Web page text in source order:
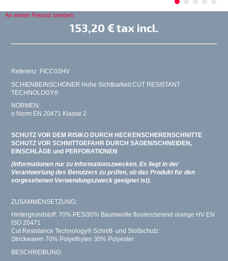
An einen Freund senden
153,20 €tax incl.
Referenz :FICC03HV
SCHIENBEINSCHONER Hohe Sichtbarkeit CUT RESISTANT
TECHNOLOGY®
NORMEN:
o Norm EN 20471 Klasse 2
SCHUTZ VOR DEM RISIKO DURCH HECKENSCHERENSCHNITTE
SCHUTZ VOR SCHNITTGEFAHR DURCH SÄGEN/SCHNEIDEN,
EINSCHLÄGE und PERFORATIONEN
(Informationen nur zu Informationszwecken. Es liegt in der
Verantwortung des Benutzers zu prüfen, ob das Produkt für den
vorgesehenen Verwendungszweck geeignet ist).
ZUSAMMENSETZUNG:
Hintergrundstoff: 70% PES/30% Baumwolle fluoreszierend orange HV EN
ISO 20471
Cut Resistance Technology® Schnitt- und Stoßschutz:
Strickwaren 70% Polyethylen 30% Polyester
BESCHREIBUNG: